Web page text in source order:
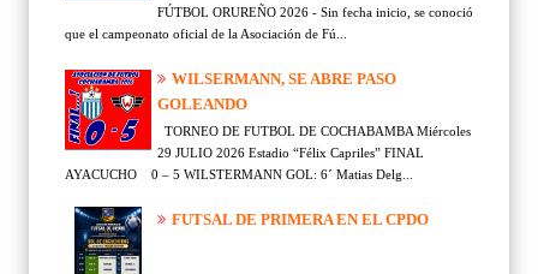
FÚTBOL ORUREÑO 2026 - Sin fecha inicio, se conoció
que el campeonato oficial de la Asociación de Fú...
WILSERMANN, SE ABRE PASO
GOLEANDO
TORNEO DE FUTBOL DE COCHABAMBA Miércoles
29 JULIO 2026 Estadio “Félix Capriles” FINAL
AYACUCHO 0 – 5 WILSTERMANN GOL: 6´ Matias Delg...
FUTSAL DE PRIMERA EN EL CPDO